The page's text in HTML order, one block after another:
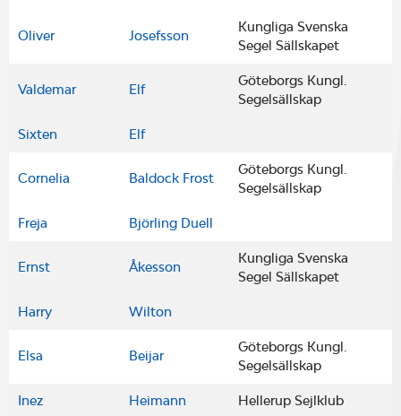
Oliver Josefsson
Kungliga Svenska
Segel Sällskapet
Valdemar Elf
Göteborgs Kungl.
Segelsällskap
Sixten Elf
Cornelia Baldock Frost
Göteborgs Kungl.
Segelsällskap
Freja Björling Duell
Ernst Åkesson
Kungliga Svenska
Segel Sällskapet
Harry Wilton
Elsa Beijar
Göteborgs Kungl.
Segelsällskap
Inez Heimann Hellerup Sejlklub